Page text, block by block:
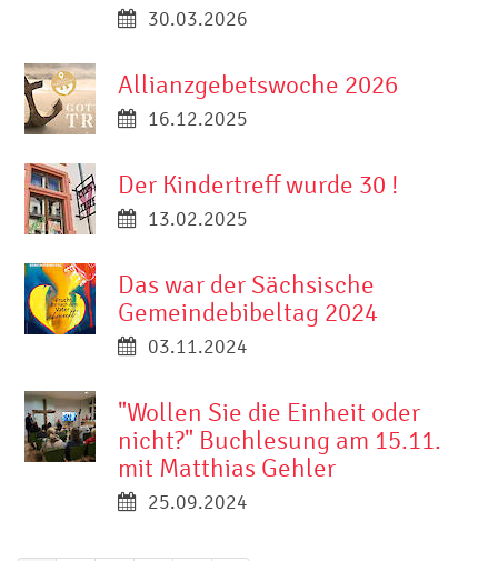
30.03.2026
Allianzgebetswoche 2026
16.12.2025
Der Kindertreff wurde 30 !
13.02.2025
Das war der Sächsische
Gemeindebibeltag 2024
03.11.2024
"Wollen Sie die Einheit oder
nicht?" Buchlesung am 15.11.
mit Matthias Gehler
25.09.2024